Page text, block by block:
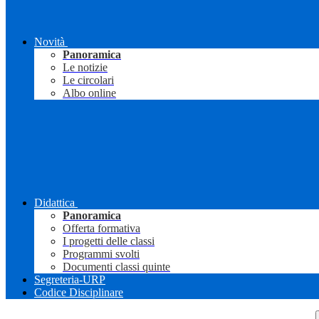
Novità
Panoramica
Le notizie
Le circolari
Albo online
Didattica
Panoramica
Offerta formativa
I progetti delle classi
Programmi svolti
Documenti classi quinte
Segreteria-URP
Codice Disciplinare